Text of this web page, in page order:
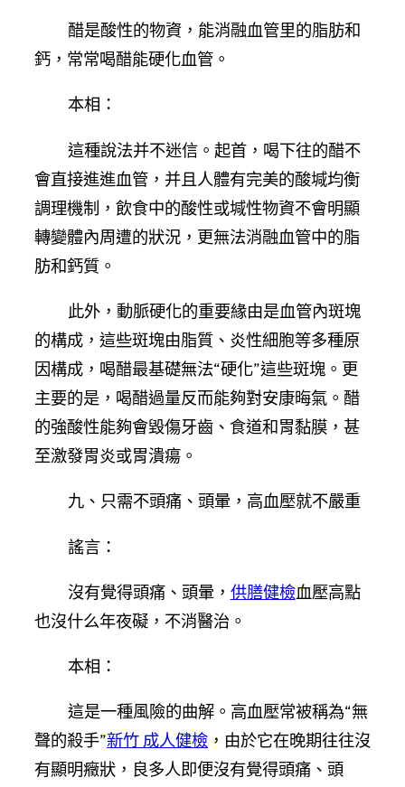
醋是酸性的物資，能消融血管里的脂肪和
鈣，常常喝醋能硬化血管。
本相：
這種說法并不迷信。起首，喝下往的醋不
會直接進進血管，并且人體有完美的酸堿均衡
調理機制，飲食中的酸性或堿性物資不會明顯
轉變體內周遭的狀況，更無法消融血管中的脂
肪和鈣質。
此外，動脈硬化的重要緣由是血管內斑塊
的構成，這些斑塊由脂質、炎性細胞等多種原
因構成，喝醋最基礎無法“硬化”這些斑塊。更
主要的是，喝醋過量反而能夠對安康晦氣。醋
的強酸性能夠會毀傷牙齒、食道和胃黏膜，甚
至激發胃炎或胃潰瘍。
九、只需不頭痛、頭暈，高血壓就不嚴重
謠言：
沒有覺得頭痛、頭暈， 供膳健檢血壓高點
也沒什么年夜礙，不消醫治。
本相：
這是一種風險的曲解。高血壓常被稱為“無
聲的殺手”新竹 成人健檢 ，由於它在晚期往往沒
有顯明癥狀，良多人即便沒有覺得頭痛、頭